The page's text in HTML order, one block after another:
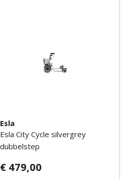
Esla
Esla City Cycle silvergrey
dubbelstep
€ 479,00